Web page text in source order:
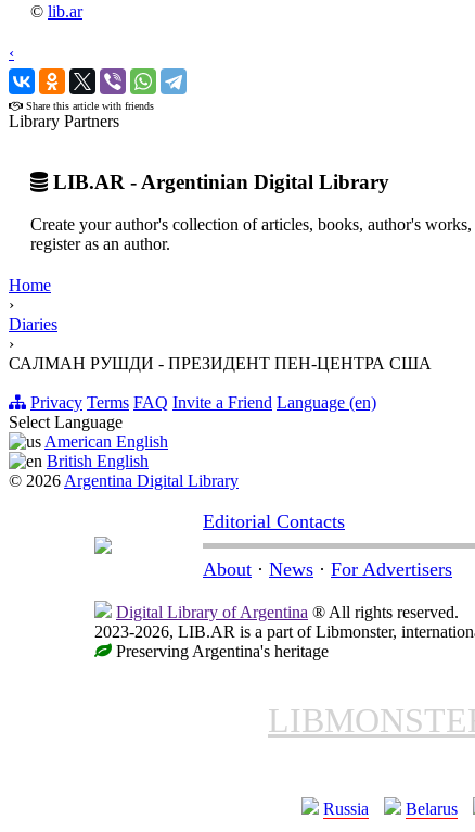
© lib.ar
‹
›
Share this article with friends
Library Partners
LIB.AR - Argentinian Digital Library
Create your author's collection of articles, books, author's
register as an author.
Home
›
Diaries
›
САЛМАН РУШДИ - ПРЕЗИДЕНТ ПЕН-ЦЕНТРА США
Privacy Terms FAQ Invite a Friend Language (en)
Select Language
American English
British English
© 2026 Argentina Digital Library
Editorial Contacts
About · News · For Advertisers
Digital Library of Argentina ® All rights reserved.
2023-2026, LIB.AR is a part of Libmonster,
Preserving Argentina's heritage
Russia
Belarus